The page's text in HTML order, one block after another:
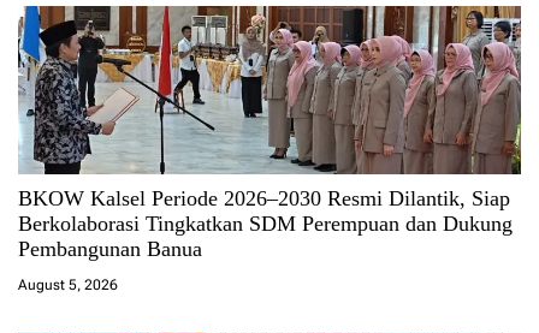
BKOW Kalsel Periode 2026–2030 Resmi Dilantik, Siap
Berkolaborasi Tingkatkan SDM Perempuan dan Dukung
Pembangunan Banua
August 5, 2026